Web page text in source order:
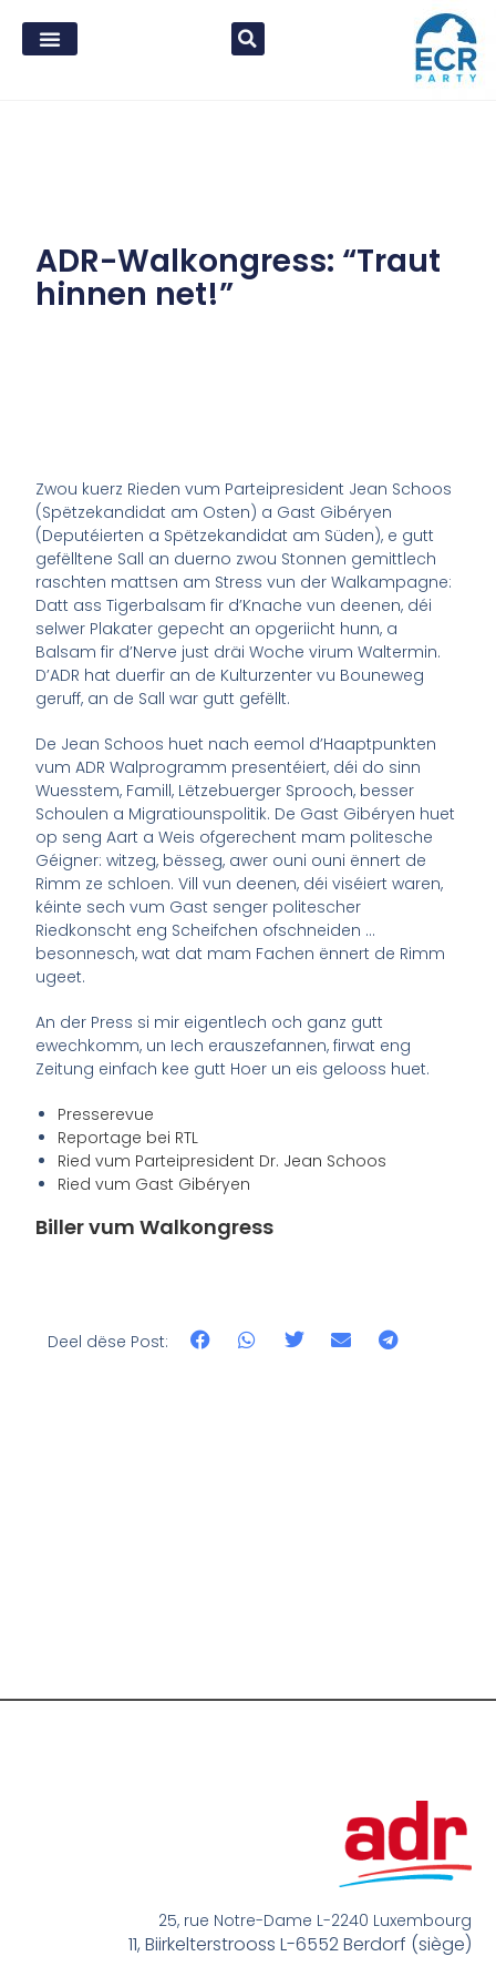
ADR-Walkongress: “Traut
hinnen net!”
Zwou kuerz Rieden vum Parteipresident Jean Schoos
(Spëtzekandidat am Osten) a Gast Gibéryen
(Deputéierten a Spëtzekandidat am Süden), e gutt
gefëlltene Sall an duerno zwou Stonnen gemittlech
raschten mattsen am Stress vun der Walkampagne:
Datt ass Tigerbalsam fir d’Knache vun deenen, déi
selwer Plakater gepecht an opgeriicht hunn, a
Balsam fir d’Nerve just dräi Woche virum Waltermin.
D’ADR hat duerfir an de Kulturzenter vu Bouneweg
geruff, an de Sall war gutt gefëllt.
De Jean Schoos huet nach eemol d’Haaptpunkten
vum ADR Walprogramm presentéiert, déi do sinn
Wuesstem, Famill, Lëtzebuerger Sprooch, besser
Schoulen a Migratiounspolitik. De Gast Gibéryen huet
op seng Aart a Weis ofgerechent mam politesche
Géigner: witzeg, bësseg, awer ouni ouni ënnert de
Rimm ze schloen. Vill vun deenen, déi viséiert waren,
kéinte sech vum Gast senger politescher
Riedkonscht eng Scheifchen ofschneiden …
besonnesch, wat dat mam Fachen ënnert de Rimm
ugeet.
An der Press si mir eigentlech och ganz gutt
ewechkomm, un Iech erauszefannen, firwat eng
Zeitung einfach kee gutt Hoer un eis gelooss huet.
Presserevue
Reportage bei RTL
Ried vum Parteipresident Dr. Jean Schoos
Ried vum Gast Gibéryen
Biller vum Walkongress
Deel dëse Post:
25, rue Notre-Dame L-2240 Luxembourg
11, Biirkelterstrooss L-6552 Berdorf (siège)